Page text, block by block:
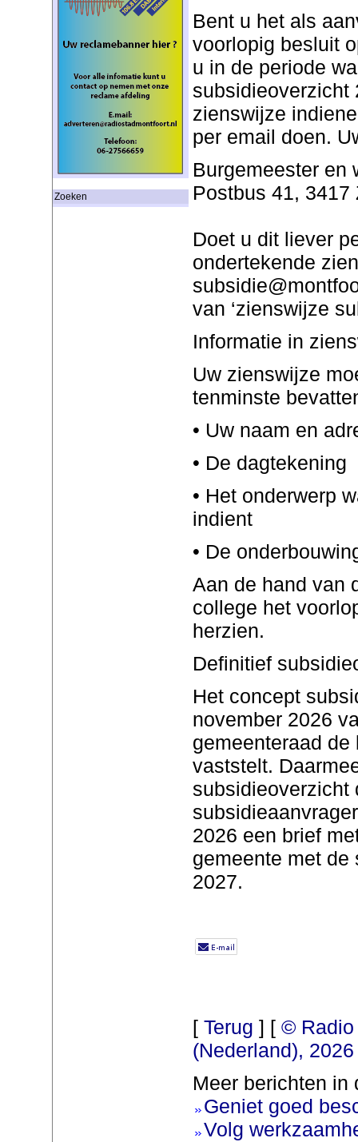
Zoeken
Bent u het als
voorlopig besluit
u in de periode
subsidieoverzicht
zienswijze
per email doen.
Burgemeester en
Postbus 41, 3417
Doet u dit liever
ondertekende
van ‘zienswijze
Informatie in
Uw zienswijze
tenminste
• Uw naam en
• De dagtekening
• Het onderwerp
indient
• De
Aan de hand van
college het
herzien.
Definitief
Het concept
november 2026
gemeenteraad
vaststelt.
subsidieoverzicht
2026 een brief
gemeente met de
2027.
[ Terug ] [ © Radio
(Nederland), 2026
Meer berichten in
Geniet goed
Volg